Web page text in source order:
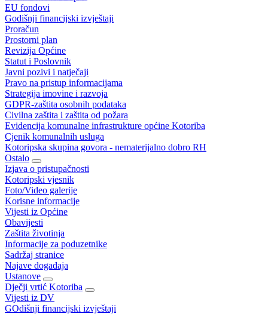
EU fondovi
Godišnji financijski izvještaji
Proračun
Prostorni plan
Revizija Općine
Statut i Poslovnik
Javni pozivi i natječaji
Pravo na pristup informacijama
Strategija imovine i razvoja
GDPR-zaštita osobnih podataka
Civilna zaštita i zaštita od požara
Evidencija komunalne infrastrukture općine Kotoriba
Cjenik komunalnih usluga
Kotoripska skupina govora - nematerijalno dobro RH
Ostalo
Izjava o pristupačnosti
Kotoripski vjesnik
Foto/Video galerije
Korisne informacije
Vijesti iz Općine
Obavijesti
Zaštita životinja
Informacije za poduzetnike
Sadržaj stranice
Najave događaja
Ustanove
Dječji vrtić Kotoriba
Vijesti iz DV
GOdišnji financijski izvještaji